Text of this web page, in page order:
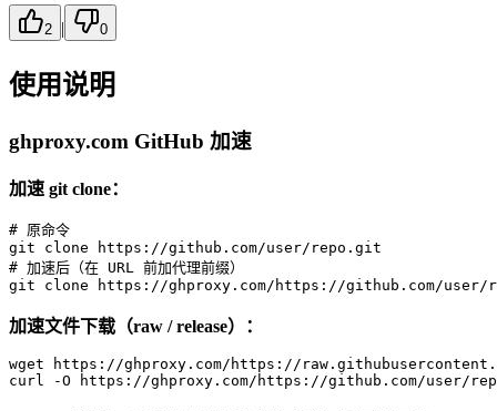
2 | 0
使用说明
ghproxy.com GitHub 加速
加速 git clone：
# 原命令
git clone
# 加速后（在 URL 前加代理前缀）
git clone
加速文件下载（raw / release）：
wget https://ghproxy.com/https://